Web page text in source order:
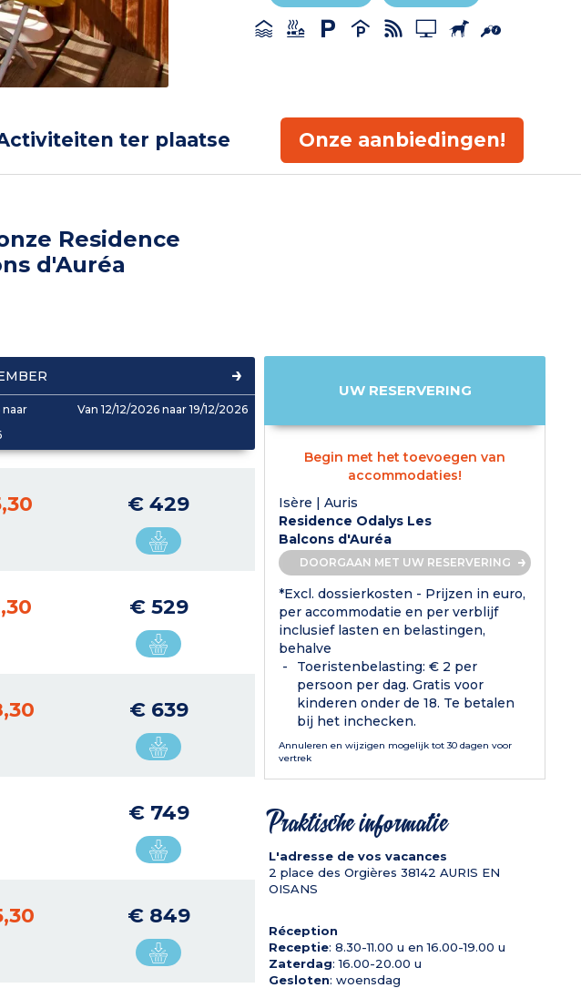
ter plaatse Onze aanbiedingen!
Residence
d'Auréa
Van 12/12/2026 naar 19/12/2026
€ 429
€ 529
€ 639
€ 749
€ 849
UW RESERVERING
Begin met het toevoegen van
accommodaties!
Isère | Auris
Residence Odalys Les
Balcons d'Auréa
DOORGAAN MET UW RESERVERING
*Excl. dossierkosten - Prijzen in euro,
per accommodatie en per verblijf
inclusief lasten en belastingen,
behalve
Toeristenbelasting: € 2 per
persoon per dag. Gratis voor
kinderen onder de 18. Te betalen
bij het inchecken.
Annuleren en wijzigen mogelijk tot 30 dagen voor
vertrek
Praktische informatie
L'adresse de vos vacances
2 place des Orgières 38142 AURIS EN
OISANS
Réception
Receptie: 8.30-11.00 u en 16.00-19.00 u
Zaterdag: 16.00-20.00 u
Gesloten: woensdag